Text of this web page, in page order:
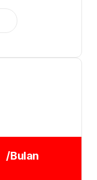
/Bulan